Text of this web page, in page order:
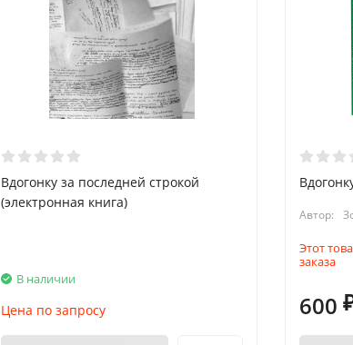
Вдогонку за последней строкой
(электронная книга)
В наличии
Цена по запросу
Автор:
Этот
заказа
600